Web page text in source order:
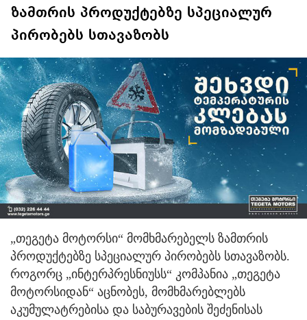
ზამთრის პროდუქტებზე სპეციალურ
პირობებს სთავაზობს
„თეგეტა მოტორსი“ მომხმარებელს ზამთრის
პროდუქტებზე სპეციალურ პირობებს სთავაზობს.
როგორც „ინტერპრესნიუსს“ კომპანია „თეგეტა
მოტორსიდან“ აცნობეს, მომხმარებლებს
აკუმულატრებისა და საბურავების შეძენისას